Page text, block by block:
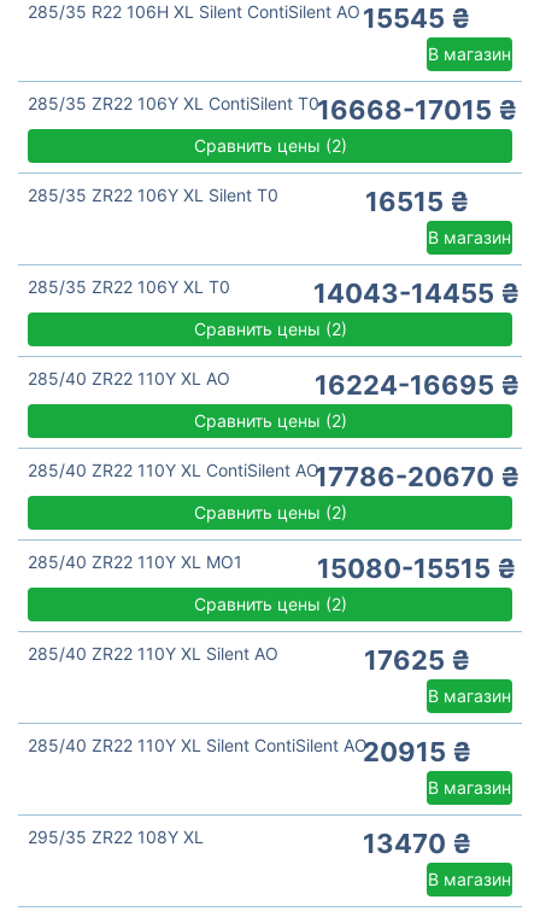
285/35 R22 106H XL Silent ContiSilent AO 15545 ₴
В магазин
285/35 ZR22 106Y XL ContiSilent T016668-17015 ₴
Сравнить цены (2)
285/35 ZR22 106Y XL Silent T0 16515 ₴
В магазин
285/35 ZR22 106Y XL T0 14043-14455 ₴
Сравнить цены (2)
285/40 ZR22 110Y XL AO 16224-16695 ₴
Сравнить цены (2)
285/40 ZR22 110Y XL ContiSilent AO17786-20670 ₴
Сравнить цены (2)
285/40 ZR22 110Y XL MO1 15080-15515 ₴
Сравнить цены (2)
285/40 ZR22 110Y XL Silent AO 17625 ₴
В магазин
285/40 ZR22 110Y XL Silent ContiSilent AO20915 ₴
В магазин
295/35 ZR22 108Y XL 13470 ₴
В магазин